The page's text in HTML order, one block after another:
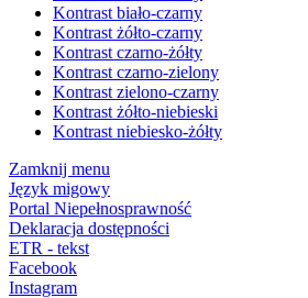
Kontrast biało-czarny
Kontrast żółto-czarny
Kontrast czarno-żółty
Kontrast czarno-zielony
Kontrast zielono-czarny
Kontrast żółto-niebieski
Kontrast niebiesko-żółty
Zamknij menu
Język migowy
Portal Niepełnosprawność
Deklaracja dostępności
ETR - tekst
Facebook
Instagram